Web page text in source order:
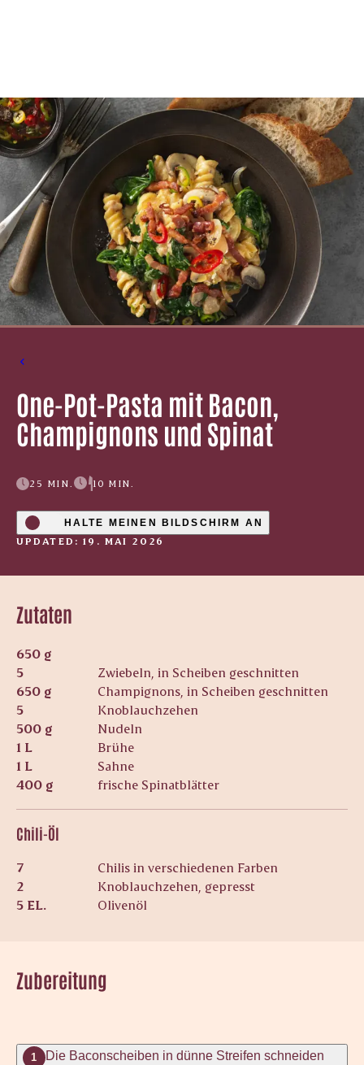
One-Pot-Pasta mit Bacon,
Champignons und Spinat
25 MIN. 10 MIN.
HALTE MEINEN BILDSCHIRM AN
UPDATED: 19. MAI 2026
Zutaten
650 g
5
Zwiebeln, in Scheiben geschnitten
650 g
Champignons, in Scheiben geschnitten
5
Knoblauchzehen
500 g
Nudeln
1 L
Brühe
1 L
Sahne
400 g
frische Spinatblätter
Chili-Öl
7
Chilis in verschiedenen Farben
2
Knoblauchzehen, gepresst
5 EL.
Olivenöl
Zubereitung
1
Die Baconscheiben in dünne Streifen schneiden